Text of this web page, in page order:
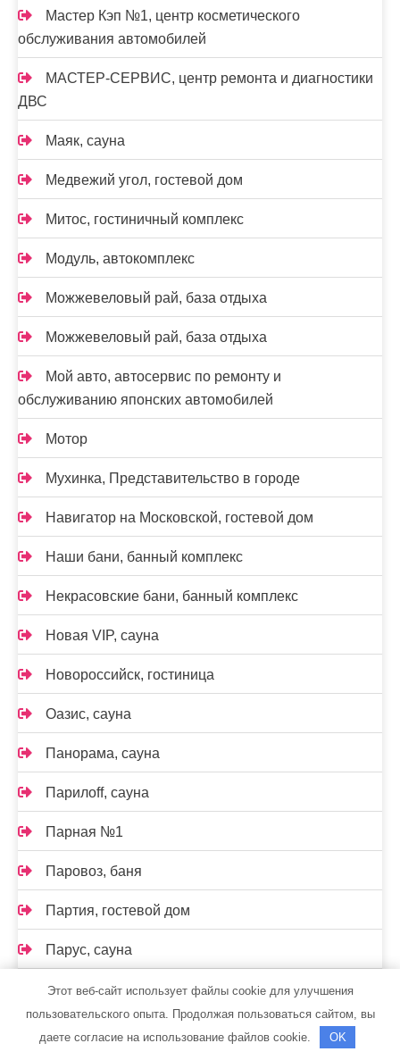
Мастер Кэп №1, центр косметического
обслуживания автомобилей
МАСТЕР-СЕРВИС, центр ремонта и диагностики
ДВС
Маяк, сауна
Медвежий угол, гостевой дом
Митос, гостиничный комплекс
Модуль, автокомплекс
Можжевеловый рай, база отдыха
Можжевеловый рай, база отдыха
Мой авто, автосервис по ремонту и
обслуживанию японских автомобилей
Мотор
Мухинка, Представительство в городе
Навигатор на Московской, гостевой дом
Наши бани, банный комплекс
Некрасовские бани, банный комплекс
Новая VIP, сауна
Новороссийск, гостиница
Оазис, сауна
Панорама, сауна
Парилоff, сауна
Парная №1
Паровоз, баня
Партия, гостевой дом
Парус, сауна
Пензенские бани, баня №3
Этот веб-сайт использует файлы cookie для улучшения
пользовательского опыта. Продолжая пользоваться сайтом, вы
даете согласие на использование файлов cookie.
OK